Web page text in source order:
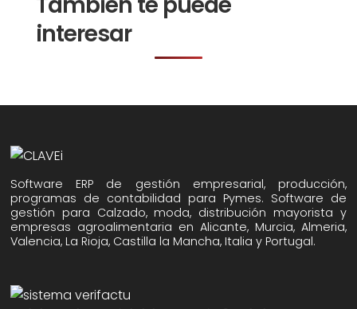
interesar
Software ERP de gestión empresarial, producción,
programas de contabilidad para Pymes. Software de
gestión para Calzado, moda, distribución mayorista y
empresas agroalimentaria en Alicante, Murcia, Almeria,
Valencia, La Rioja, Castilla la Mancha, Italia y Portugal.